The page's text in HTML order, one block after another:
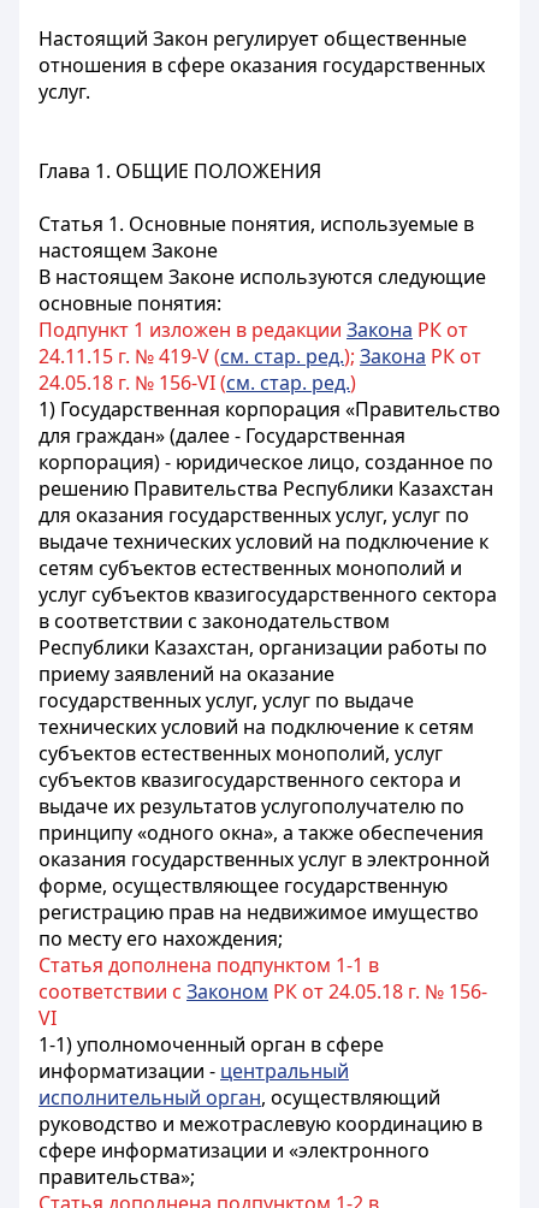
Настоящий Закон регулирует общественные
отношения в сфере оказания государственных
услуг.
Глава 1. ОБЩИЕ ПОЛОЖЕНИЯ
Статья 1. Основные понятия, используемые в
настоящем Законе
В настоящем Законе используются следующие
основные понятия:
Подпункт 1 изложен в редакции Закона РК от
24.11.15 г. № 419-V (см. стар. ред.); Закона РК от
24.05.18 г. № 156-VI (см. стар. ред.)
1) Государственная корпорация «Правительство
для граждан» (далее - Государственная
корпорация) - юридическое лицо, созданное по
решению Правительства Республики Казахстан
для оказания государственных услуг, услуг по
выдаче технических условий на подключение к
сетям субъектов естественных монополий и
услуг субъектов квазигосударственного сектора
в соответствии с законодательством
Республики Казахстан, организации работы по
приему заявлений на оказание
государственных услуг, услуг по выдаче
технических условий на подключение к сетям
субъектов естественных монополий, услуг
субъектов квазигосударственного сектора и
выдаче их результатов услугополучателю по
принципу «одного окна», а также обеспечения
оказания государственных услуг в электронной
форме, осуществляющее государственную
регистрацию прав на недвижимое имущество
по месту его нахождения;
Статья дополнена подпунктом 1-1 в
соответствии с Законом РК от 24.05.18 г. № 156-
VI
1-1) уполномоченный орган в сфере
информатизации - центральный
исполнительный орган, осуществляющий
руководство и межотраслевую координацию в
сфере информатизации и «электронного
правительства»;